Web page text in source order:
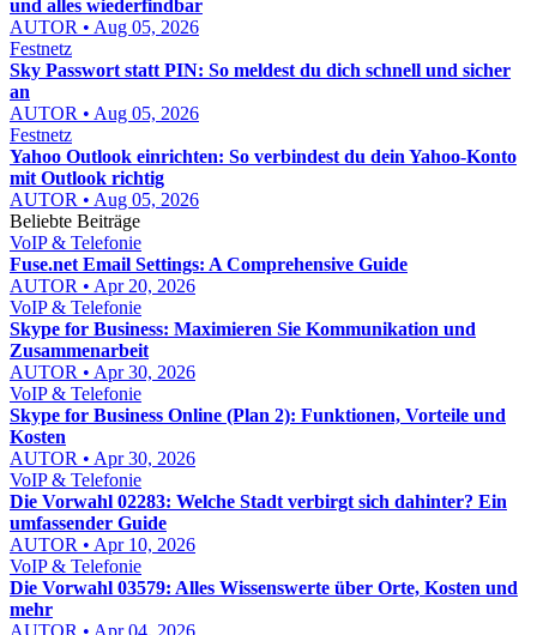
und alles wiederfindbar
AUTOR • Aug 05, 2026
Festnetz
Sky Passwort statt PIN: So meldest du dich schnell und sicher
an
AUTOR • Aug 05, 2026
Festnetz
Yahoo Outlook einrichten: So verbindest du dein Yahoo-Konto
mit Outlook richtig
AUTOR • Aug 05, 2026
Beliebte Beiträge
VoIP & Telefonie
Fuse.net Email Settings: A Comprehensive Guide
AUTOR • Apr 20, 2026
VoIP & Telefonie
Skype for Business: Maximieren Sie Kommunikation und
Zusammenarbeit
AUTOR • Apr 30, 2026
VoIP & Telefonie
Skype for Business Online (Plan 2): Funktionen, Vorteile und
Kosten
AUTOR • Apr 30, 2026
VoIP & Telefonie
Die Vorwahl 02283: Welche Stadt verbirgt sich dahinter? Ein
umfassender Guide
AUTOR • Apr 10, 2026
VoIP & Telefonie
Die Vorwahl 03579: Alles Wissenswerte über Orte, Kosten und
mehr
AUTOR • Apr 04, 2026